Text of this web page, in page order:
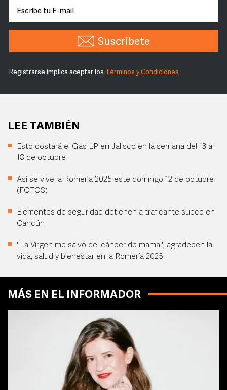
Suscríbete
Registrarse implica aceptar los Términos y Condiciones
LEE TAMBIÉN
Esto costará el Gas LP en Jalisco en la semana del 13 al
18 de octubre
Así se vive la Romería 2025 este domingo 12 de octubre
(FOTOS)
Elementos de seguridad detienen a traficante sueco en
Cancún
"La Virgen me salvó del cáncer de mama", agradecen la
vida, salud y bienestar en la Romería 2025
MÁS EN EL INFORMADOR